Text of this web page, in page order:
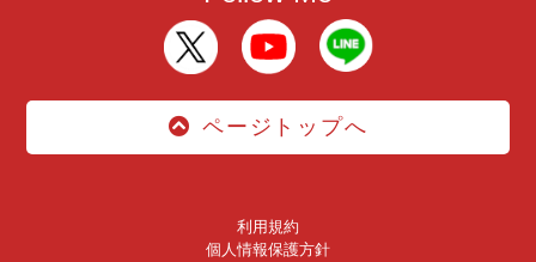
ページトップへ
利用規約
個人情報保護方針